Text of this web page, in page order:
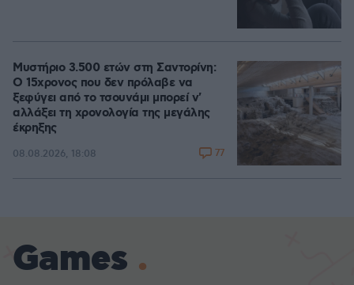
Μυστήριο 3.500 ετών στη Σαντορίνη:
Ο 15χρονος που δεν πρόλαβε να
ξεφύγει από το τσουνάμι μπορεί ν'
αλλάξει τη χρονολογία της μεγάλης
έκρηξης
08.08.2026, 18:08 77
Games